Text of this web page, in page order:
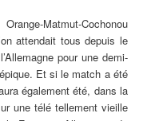
Matmut-Cochonou
attendait tous depuis le
pour une demi-
Et si le match a été
également été, dans la
une télé tellement vieille